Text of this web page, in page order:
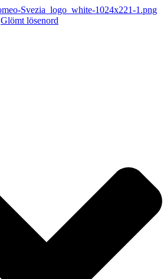
Glömt lösenord